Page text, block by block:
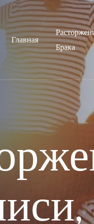
Главная
Брака